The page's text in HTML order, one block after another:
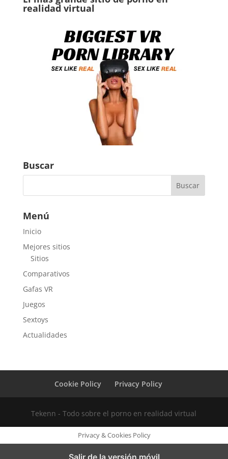
realidad virtual
Buscar
Menú
Inicio
Mejores sitios
Sitios
Comparativos
Gafas VR
Juegos
Sextoys
Actualidades
Cookie Policy Privacy Policy
Tekenn - Todo sobre el porno en realidad virtual
Privacy & Cookies Policy
Salir de la versión móvil